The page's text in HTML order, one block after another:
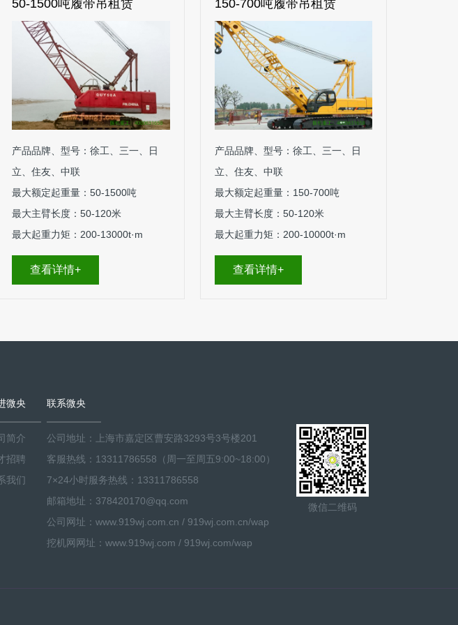
50-1500吨履带吊租赁
产品品牌、型号：徐工、三一、日
立、住友、中联
最大额定起重量：50-1500吨
最大主臂长度：50-120米
最大起重力矩：200-13000t·m
查看详情+
150-700吨履带吊租赁
产品品牌、型号：徐工、三一、日
立、住友、中联
最大额定起重量：150-700吨
最大主臂长度：50-120米
最大起重力矩：200-10000t·m
查看详情+
微央
简介
招聘
我们
联系微央
公司地址：上海市嘉定区曹安路3293号3号楼201
客服热线：13311786558（周一至周五9:00~18:00）
7×24小时服务热线：13311786558
邮箱地址：378420170@qq.com
公司网址：www.919wj.com.cn / 919wj.com.cn/wap
挖机网网址：www.919wj.com / 919wj.com/wap
微信二维码